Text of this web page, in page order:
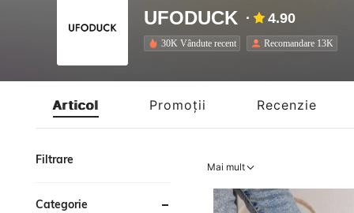
UFODUCK 4.90
30K Vândute recent Recomandare 13K
Articol Promoții Recenzie
Filtrare
Categorie
Mai mult